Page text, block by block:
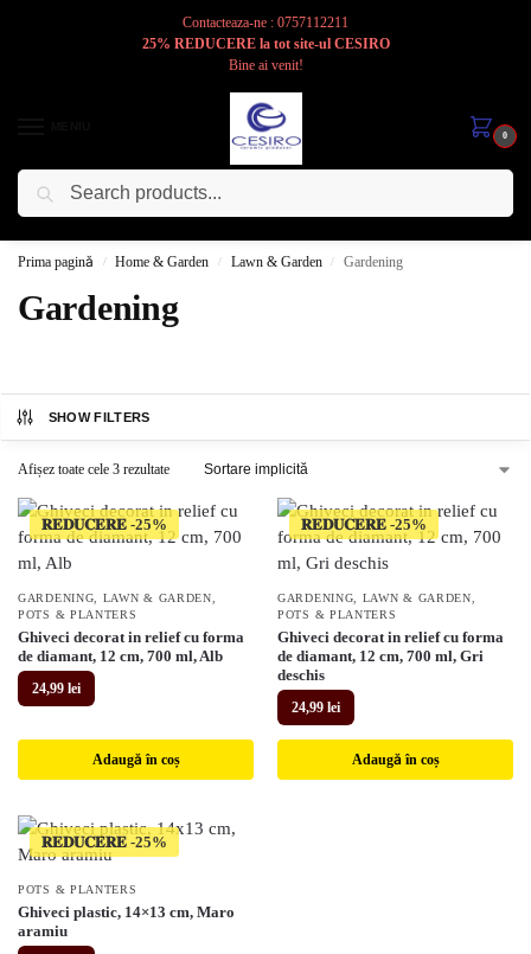
Contacteaza-ne : 0757112211
25% REDUCERE la tot site-ul CESIRO
Bine ai venit!
0
Cesiro
Prima pagină / Home & Garden / Lawn & Garden / Gardening
Gardening
SHOW FILTERS
Afișez toate cele 3 rezultate
𝐑𝐄𝐃𝐔𝐂𝐄𝐑𝐄
GARDENING LAWN & GARDEN
POTS & PLANTERS
Ghiveci decorat in relief cu forma
de diamant, 12 cm, 700 ml, Alb
24,99 lei
Adaugă în coș
𝐑𝐄𝐃𝐔𝐂𝐄𝐑𝐄
GARDENING LAWN & GARDEN
POTS & PLANTERS
Ghiveci decorat in relief cu forma
de diamant, 12 cm, 700 ml, Gri
deschis
24,99 lei
Adaugă în coș
𝐑𝐄𝐃𝐔𝐂𝐄𝐑𝐄
POTS & PLANTERS
Ghiveci plastic, 14×13 cm, Maro
aramiu